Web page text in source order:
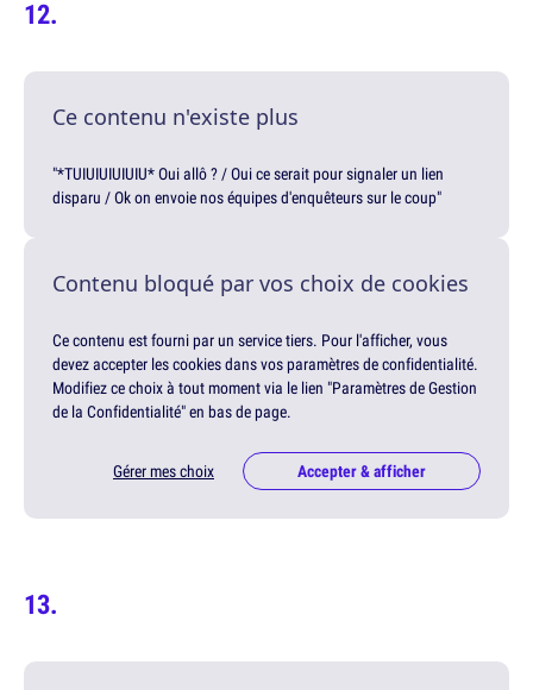
Ce contenu n'existe plus
"*TUIUIUIUIUIU* Oui allô ? / Oui ce serait pour signaler un lien
disparu / Ok on envoie nos équipes d'enquêteurs sur le coup"
Contenu bloqué par vos choix de cookies
Ce contenu est fourni par un service tiers. Pour l'afficher, vous
devez accepter les cookies dans vos paramètres de confidentialité.
Modifiez ce choix à tout moment via le lien "Paramètres de Gestion
de la Confidentialité" en bas de page.
Gérer mes choix Accepter & afficher